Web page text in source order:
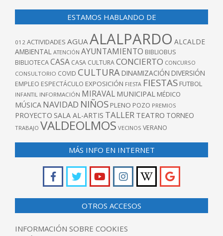
ESTAMOS HABLANDO DE
012 ACTIVIDADES AGUAALALPARDO ALCALDE
AMBIENTAL ATENCIÓN AYUNTAMIENTO BIBLIOBUS
BIBLIOTECACASA CASA CULTURACONCIERTO CONCURSO
CONSULTORIO COVID CULTURA DINAMIZACIÓN DIVERSIÓN
EMPLEO ESPECTÁCULO EXPOSICIÓN FIESTA FIESTAS FUTBOL
INFANTIL INFORMACIÓN MIRAVAL MUNICIPAL MÉDICO
MÚSICA NAVIDAD NIÑOS PLENO POZO PREMIOS
PROYECTO SALA AL-ARTIS TALLER TEATRO TORNEO
TRABAJO VALDEOLMOS VECINOS VERANO
MÁS INFO EN INTERNET
OTROS ACCESOS
INFORMACIÓN SOBRE COOKIES